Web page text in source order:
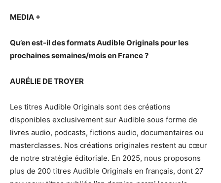
MEDIA +
Qu’en est-il des formats Audible Originals pour les
prochaines semaines/mois en France ?
AURÉLIE DE TROYER
Les titres Audible Originals sont des créations
disponibles exclusivement sur Audible sous forme de
livres audio, podcasts, fictions audio, documentaires ou
masterclasses. Nos créations originales restent au cœur
de notre stratégie éditoriale. En 2025, nous proposons
plus de 200 titres Audible Originals en français, dont 27